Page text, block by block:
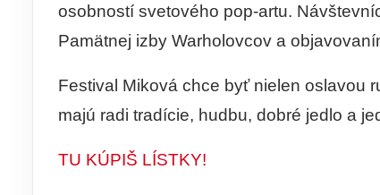
osobností svetového pop-artu.
Pamätnej izby Warholovcov a
Festival Miková chce byť nielen oslavou
majú radi tradície, hudbu, dobré jedlo a
TU KÚPIŠ LÍSTKY!